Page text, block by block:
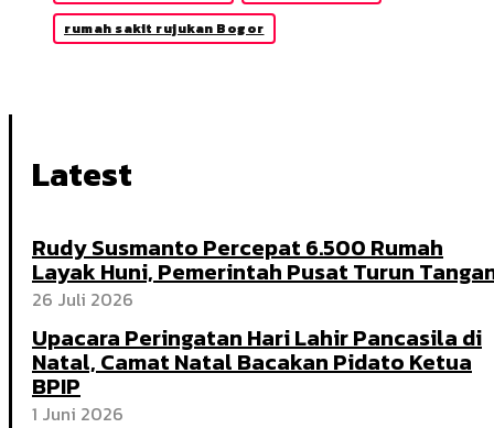
rumah sakit rujukan Bogor
Latest
Rudy Susmanto Percepat 6.500 Rumah
Layak Huni, Pemerintah Pusat Turun
26 Juli 2026
Upacara Peringatan Hari Lahir Pancasila di
Natal, Camat Natal Bacakan Pidato Ketua
BPIP
1 Juni 2026